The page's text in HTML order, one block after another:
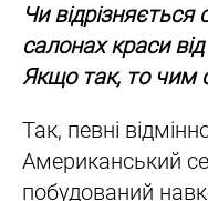
Чи
салонах краси від
Якщо так, то чим
Так, певні
Американський
побудований